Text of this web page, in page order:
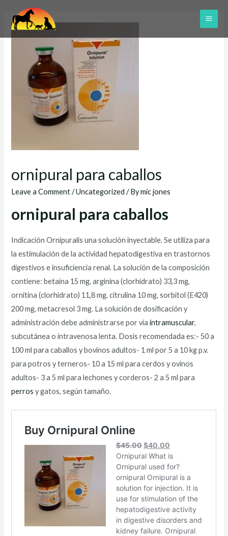
ornipural para caballos
Leave a Comment /Uncategorized / Bymic jones
ornipural para caballos
Indicación Ornipuralis una solución inyectable. Se utiliza para
la estimulación de la actividad hepatodigestiva en trastornos
digestivos e insuficiencia renal. La solución de la composición
contiene: betaína 15 mg, arginina (clorhidrato) 33,3 mg,
ornitina (clorhidrato) 11,8 mg, citrulina 10 mg, sorbitol (E420)
200 mg, metacresol 3 mg. La solución de dosificación y
administración debe administrarse por víaintramuscular,
subcutánea o intravenosa lenta. Dosis recomendada es:- 50 a
100 ml para caballos y bovinos adultos- 1 ml por 5 a 10 kg p.v.
para potros y terneros- 10 a 15 ml para cerdos y ovinos
adultos- 3 a 5 ml para lechones y corderos- 2 a 5 ml para
perrosy gatos, según tamaño.